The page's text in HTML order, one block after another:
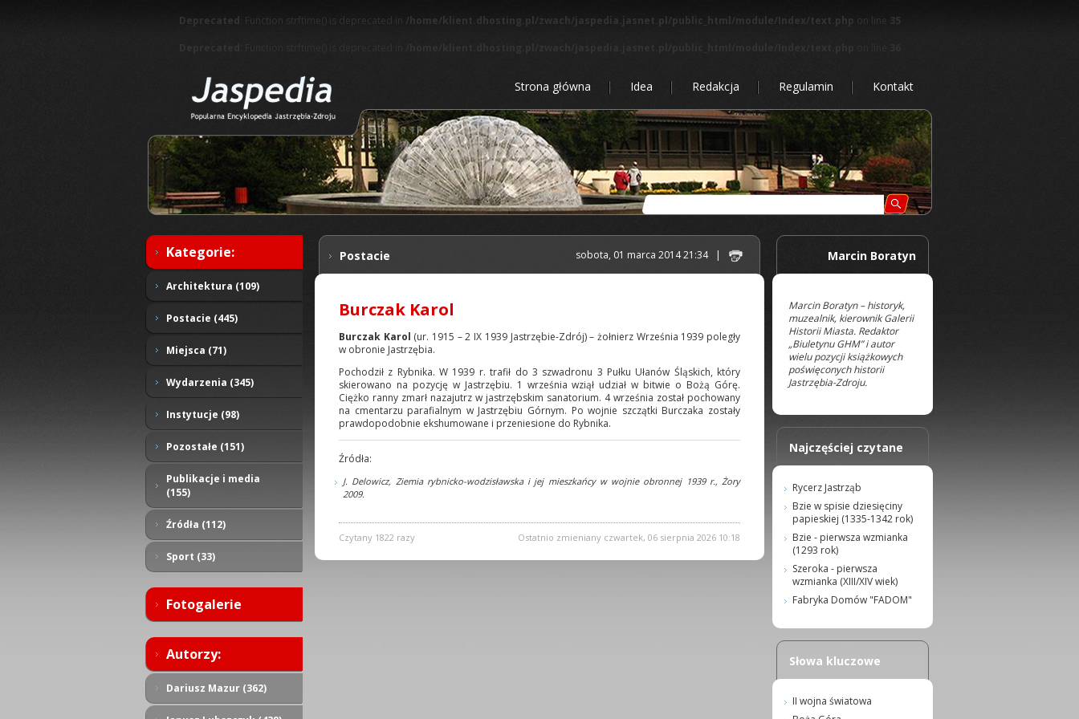
Deprecated : Function strftime() is deprecated in /home/klient.dhosting.pl/zwach/jaspedia.jasnet.pl/public_html/module/Index/text.php on line 35
Strona główna Idea Redakcja Regulamin Kontakt
Kategorie:
Architektura (109)
Postacie (445)
Miejsca (71)
Wydarzenia (345)
Instytucje (98)
Pozostałe (151)
Publikacje i media
(155)
Źródła (112)
Sport (33)
Fotogalerie
Autorzy:
Dariusz Mazur (362)
Postacie sobota, 01 marca 2014 21:34 |
Burczak Karol
Burczak Karol (ur. 1915 – 2 IX 1939 Jastrzębie-Zdrój) – żołnierz Września 1939 poległy
w obronie Jastrzębia.
Pochodził z Rybnika. W 1939 r. trafił do 3 szwadronu 3 Pułku Ułanów Śląskich, który
skierowano na pozycję w Jastrzębiu. 1 września wziął udział w bitwie o Bożą Górę.
Ciężko ranny zmarł nazajutrz w jastrzębskim sanatorium. 4 września został pochowany
na cmentarzu parafialnym w Jastrzębiu Górnym. Po wojnie szczątki Burczaka zostały
prawdopodobnie ekshumowane i przeniesione do Rybnika.
Źródła:
J. Delowicz, Ziemia rybnicko-wodzisławska i jej mieszkańcy w wojnie obronnej 1939 r., Żory
2009.
Czytany 1822 razy Ostatnio zmieniany czwartek, 06 sierpnia 2026 10:18
Marcin Boratyn
Marcin Boratyn – historyk,
muzealnik, kierownik Galerii
Historii Miasta. Redaktor
„Biuletynu GHM” i autor
wielu pozycji książkowych
poświęconych historii
Jastrzębia-Zdroju.
Najczęściej czytane
Rycerz Jastrząb
Bzie w spisie dziesięciny
papieskiej (1335-1342 rok)
Bzie - pierwsza wzmianka
(1293 rok)
Szeroka - pierwsza
wzmianka (XIII/XIV wiek)
Fabryka Domów "FADOM"
Słowa kluczowe
II wojna światowa